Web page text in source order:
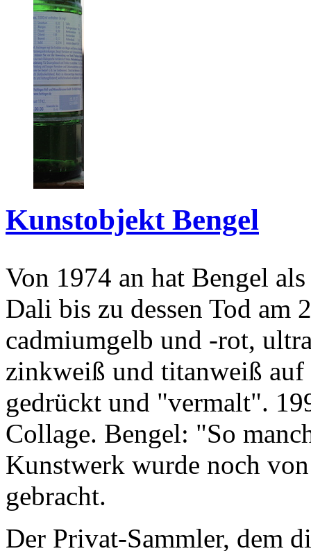
Kunstobjekt Bengel
Von 1974 an hat Bengel
Dali bis zu dessen Tod am
cadmiumgelb und -rot,
zinkweiß und titanweiß
gedrückt und "vermalt".
Collage. Bengel: "So
Kunstwerk wurde noch
gebracht.
Der Privat-Sammler, dem